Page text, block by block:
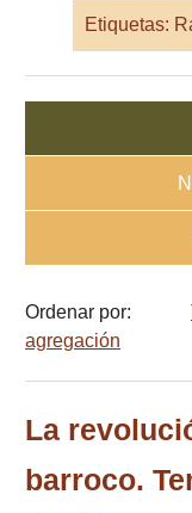
Etiquetas:
Ordenar por:
agregación
La
barroco.